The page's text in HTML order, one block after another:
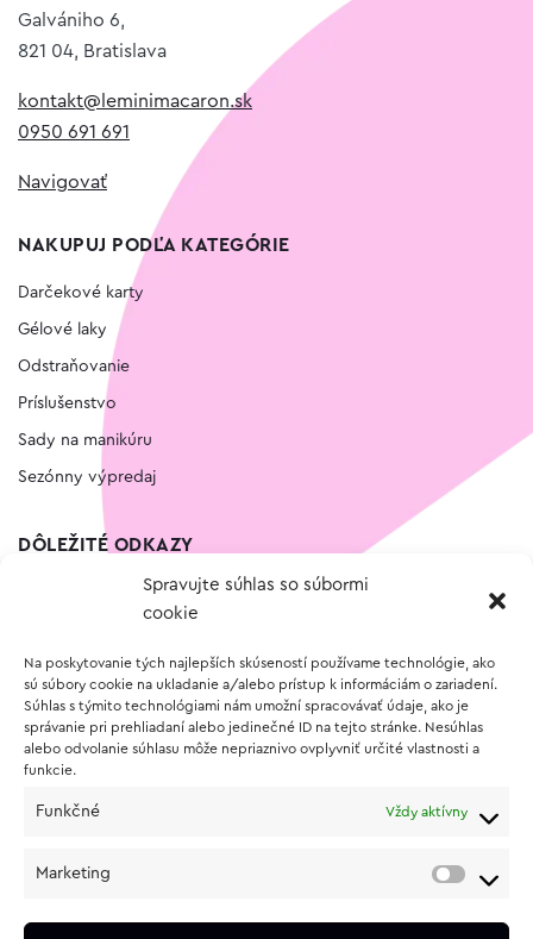
Spravujte súhlas so súbormi
cookie
Na poskytovanie tých najlepších skúseností používame technológie, ako
sú súbory cookie na ukladanie a/alebo prístup k informáciám o zariadení.
Súhlas s týmito technológiami nám umožní spracovávať údaje, ako je
správanie pri prehliadaní alebo jedinečné ID na tejto stránke. Nesúhlas
alebo odvolanie súhlasu môže nepriaznivo ovplyvniť určité vlastnosti a
funkcie.
Funkčné Vždy aktívny
Marketing
Galvániho 6,
821 04, Bratislava
kontakt@leminimacaron.sk
0950 691 691
Navigovať
NAKUPUJ PODĽA KATEGÓRIE
Darčekové karty
Gélové laky
Odstraňovanie
Príslušenstvo
Sady na manikúru
Sezónny výpredaj
DÔLEŽITÉ ODKAZY
Vernostný program
O NÁKUPE
Vrátenie a reklamácia tovaru